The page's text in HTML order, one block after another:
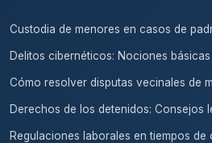
Custodia de menores en casos de
Delitos cibernéticos: Nociones básicas
Cómo resolver disputas vecinales de
Derechos de los detenidos: Consejos
Regulaciones laborales en tiempos de